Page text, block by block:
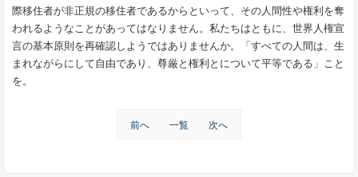
際移住者が非正規の移住者であるからといって、その人間性や権利を奪
われるようなことがあってはなりません。私たちはともに、世界人権宣
言の基本原則を再確認しようではありませんか。「すべての人間は、生
まれながらにして自由であり、尊厳と権利とについて平等である」こと
を。
前へ 一覧 次へ